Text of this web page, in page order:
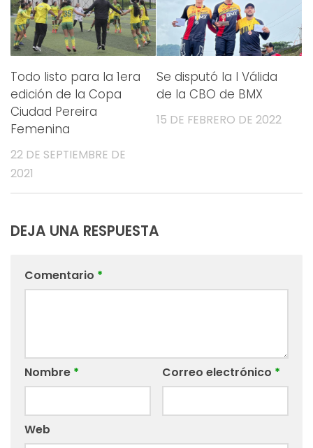
Todo listo para la 1era
edición de la Copa
Ciudad Pereira
Femenina
22 DE SEPTIEMBRE DE
2021
Se disputó la I Válida
de la CBO de BMX
15 DE FEBRERO DE 2022
DEJA UNA RESPUESTA
Comentario *
Nombre * Correo electrónico *
Web